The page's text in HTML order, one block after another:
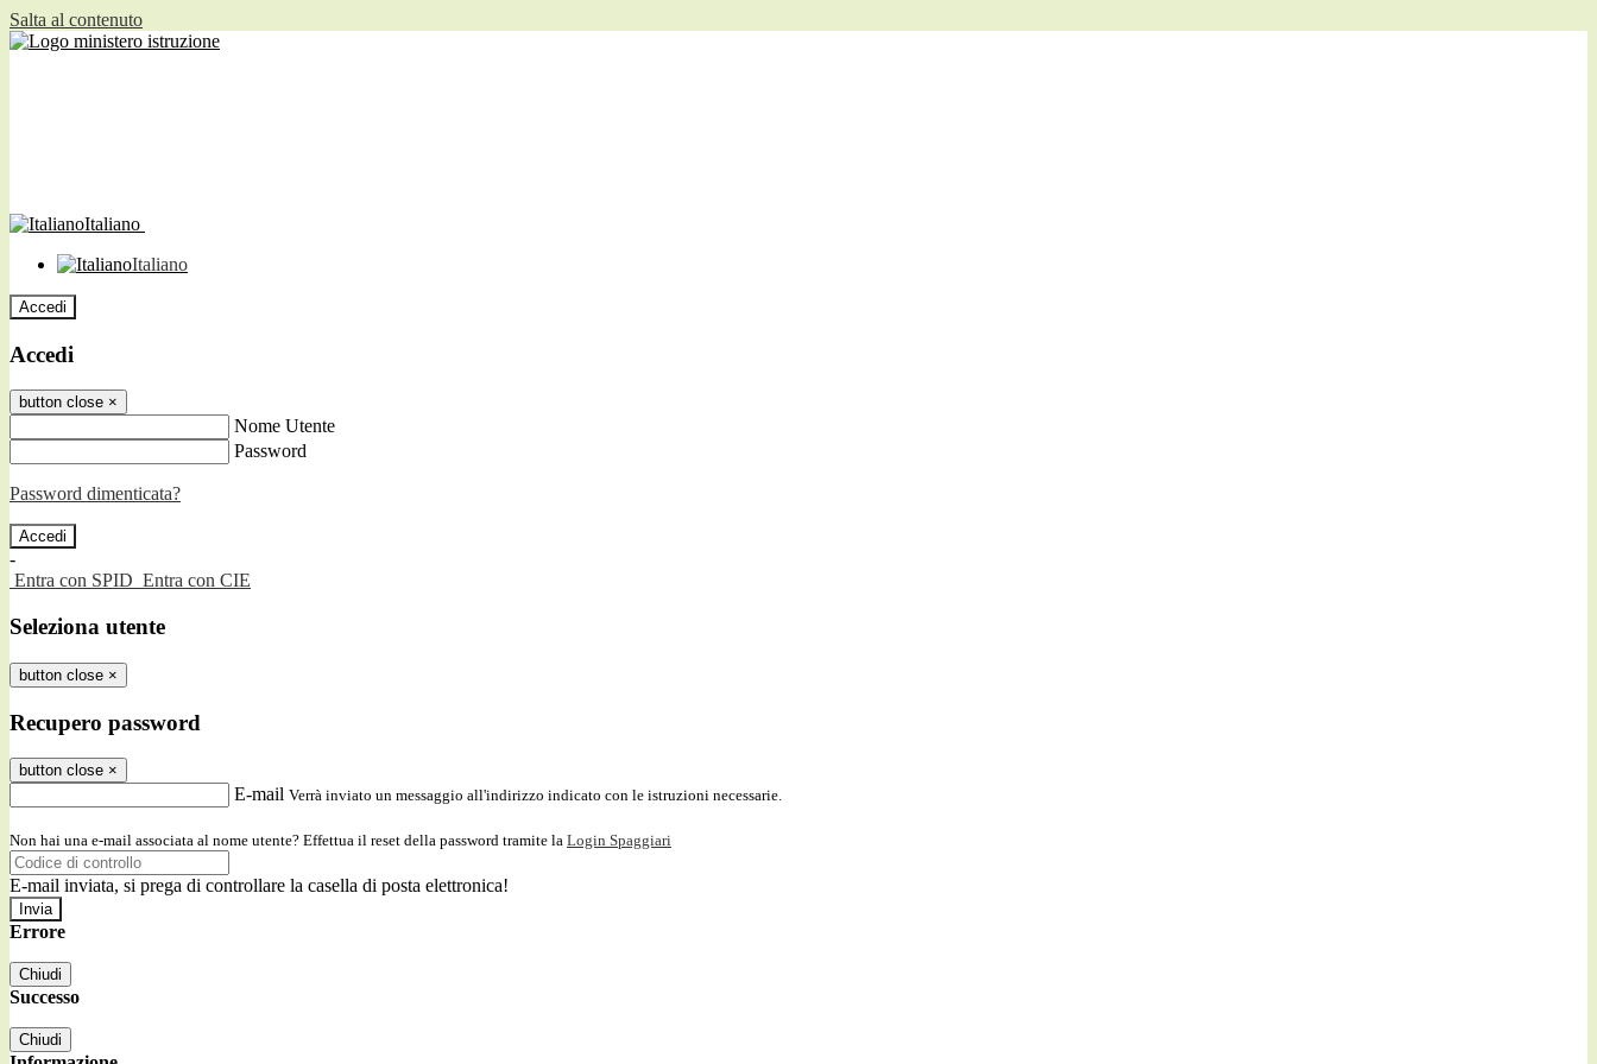
Salta al contenuto
Italiano
Italiano
Accedi
Accedi
button close ×
Nome Utente
Password
Password dimenticata?
-
Entra con SPID Entra con CIE
Seleziona utente
button close ×
Recupero password
button close ×
E-mail Verrà inviato un messaggio all'indirizzo indicato con le istruzioni necessarie.
Non hai una e-mail associata al nome utente? Effettua il reset della password tramite la Login Spaggiari
E-mail inviata, si prega di controllare la casella di posta elettronica!
Errore
Chiudi
Successo
Chiudi